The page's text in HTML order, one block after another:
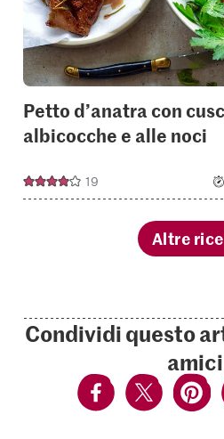
Petto d’anatra con
albicocche e alle noci
19
Altre
Condividi questo